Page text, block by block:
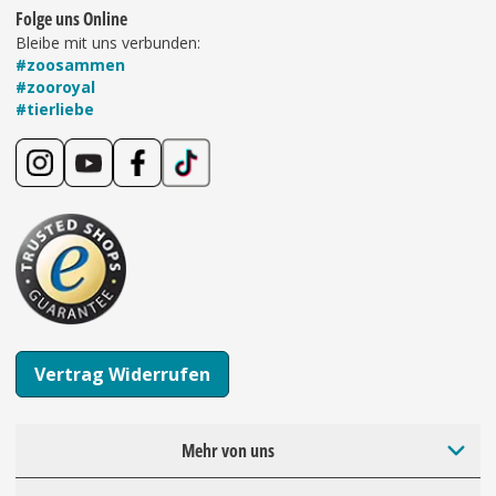
Folge uns Online
Bleibe mit uns verbunden:
#zoosammen
#zooroyal
#tierliebe
Vertrag Widerrufen
Mehr von uns